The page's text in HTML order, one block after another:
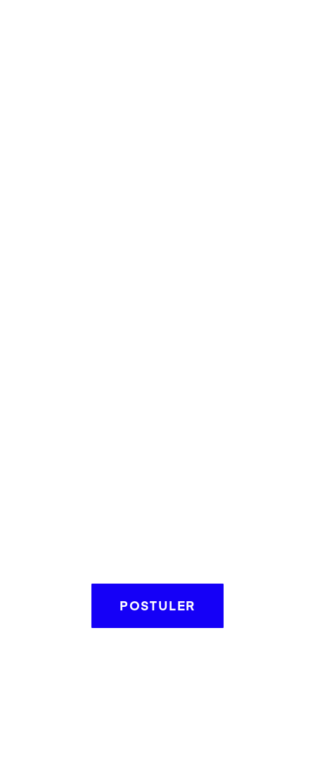
POSTULER